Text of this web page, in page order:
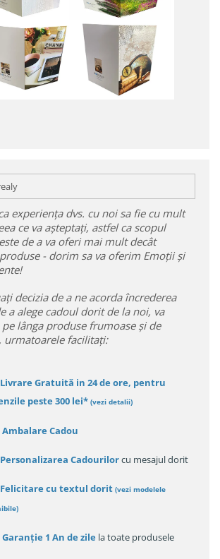
experiența dvs. cu noi sa fie cu mult
ce va așteptați, astfel ca scopul
de a va oferi mai mult decât
- dorim sa va oferim Emoții și
decizia de a ne acorda încrederea
a alege cadoul dorit de la noi, va
lânga produse frumoase și de
urmatoarele facilitați:
Livrare Gratuită in 24 de ore, pentru
peste 300 lei* (vezi detalii)
Ambalare Cadou
Personalizarea Cadourilorcu mesajul dorit
Felicitare cu textul dorit (vezi modelele
)
Garanție 1 An de zile la toate produsele